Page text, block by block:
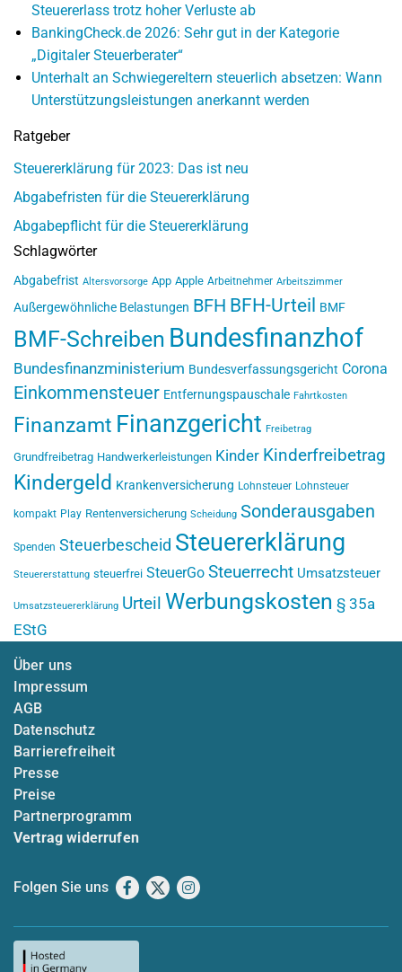
Steuererlass trotz hoher Verluste ab
BankingCheck.de 2026: Sehr gut in der Kategorie
„Digitaler Steuerberater“
Unterhalt an Schwiegereltern steuerlich absetzen: Wann
Unterstützungsleistungen anerkannt werden
Ratgeber
Steuererklärung für 2023: Das ist neu
Abgabefristen für die Steuererklärung
Abgabepflicht für die Steuererklärung
Schlagwörter
Abgabefrist Altersvorsorge App Apple Arbeitnehmer Arbeitszimmer
Außergewöhnliche Belastungen BFH BFH-Urteil BMF
BMF-Schreiben Bundesfinanzhof
Bundesfinanzministerium Bundesverfassungsgericht Corona
Einkommensteuer Entfernungspauschale Fahrtkosten
Finanzamt Finanzgericht Freibetrag
Grundfreibetrag Handwerkerleistungen Kinder Kinderfreibetrag
Kindergeld Krankenversicherung Lohnsteuer Lohnsteuer
kompakt Play Rentenversicherung Scheidung Sonderausgaben
Spenden Steuerbescheid Steuererklärung
Steuererstattung steuerfrei SteuerGo Steuerrecht Umsatzsteuer
Umsatzsteuererklärung Urteil Werbungskosten § 35a
EStG
Über uns
Impressum
AGB
Datenschutz
Barrierefreiheit
Presse
Preise
Partnerprogramm
Vertrag widerrufen
Folgen Sie uns Facebook
X Instagram